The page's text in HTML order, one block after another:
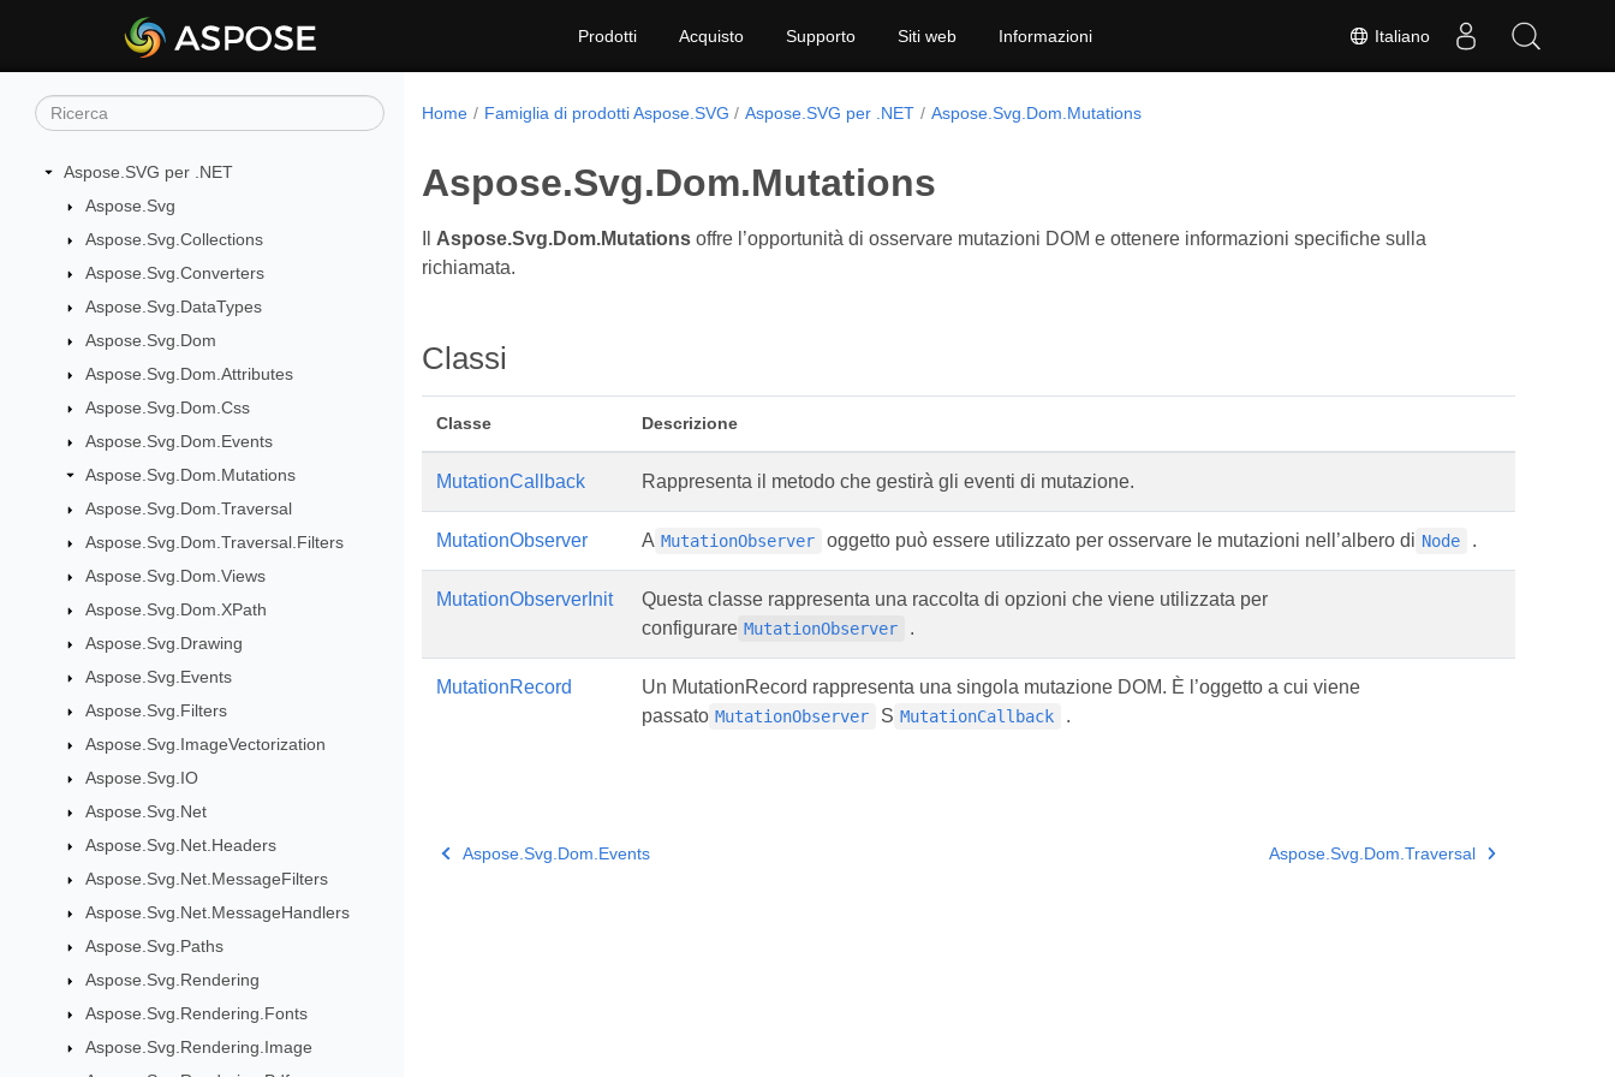
Italiano
Prodotti Acquisto Supporto Siti web Informazioni
Aspose.SVG per .NET
Aspose.Svg
Aspose.Svg.Collections
Aspose.Svg.Converters
Aspose.Svg.DataTypes
Aspose.Svg.Dom
Aspose.Svg.Dom.Attributes
Aspose.Svg.Dom.Css
Aspose.Svg.Dom.Events
Aspose.Svg.Dom.Mutations
Aspose.Svg.Dom.Traversal
Aspose.Svg.Dom.Traversal.Filters
Aspose.Svg.Dom.Views
Aspose.Svg.Dom.XPath
Aspose.Svg.Drawing
Aspose.Svg.Events
Aspose.Svg.Filters
Aspose.Svg.ImageVectorization
Aspose.Svg.IO
Aspose.Svg.Net
Aspose.Svg.Net.Headers
Aspose.Svg.Net.MessageFilters
Aspose.Svg.Net.MessageHandlers
Aspose.Svg.Paths
Aspose.Svg.Rendering
Aspose.Svg.Rendering.Fonts
Aspose.Svg.Rendering.Image
Home Famiglia di prodotti Aspose.SVG Aspose.SVG per .NET Aspose.Svg.Dom.Mutations
Aspose.Svg.Dom.Mutations
Aspose.Svg.Dom.Mutations offre l’opportunità di osservare mutazioni DOM e ottenere informazioni specifiche sulla
richiamata.
Classi
Classe Descrizione
MutationCallback Rappresenta il metodo che gestirà gli eventi di mutazione.
MutationObserver A MutationObserver oggetto può essere utilizzato per osservare le mutazioni nell’albero di Node .
MutationObserverInit
Questa classe rappresenta una raccolta di opzioni che viene utilizzata per
configurare MutationObserver .
MutationRecord
Un MutationRecord rappresenta una singola mutazione DOM. È l’oggetto a cui viene
passato MutationObserver S MutationCallback .
Aspose.Svg.Dom.Events Aspose.Svg.Dom.Traversal